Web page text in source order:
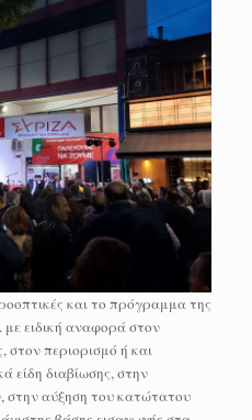
και το πρόγραμμα της
ειδική αναφορά στον
στον περιορισμό ή και
είδη διαβίωσης, στην
αύξηση του κατώτατου